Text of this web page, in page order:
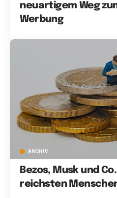
neuartigem Weg
Werbung
ARCHIV
Bezos, Musk und
reichsten